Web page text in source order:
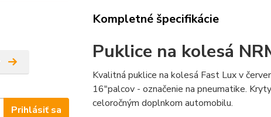
Prihlásiť sa
Kompletné špecifikácie
Puklice na kolesá
Kvalitná puklice na kolesá Fast Lux v
16"palcov - označenie na pneumatike.
celoročným doplnkom automobilu.